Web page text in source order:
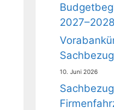
2027–2028
10. Juni 2026
Sachbezug